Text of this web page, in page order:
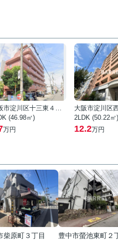
大阪市淀川区十三東４丁目
(46.98㎡)
万円
2LDK (50.22㎡)
12.2万円
柴原町３丁目
豊中市螢池東町２